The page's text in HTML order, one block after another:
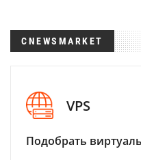
CNEWSMARKET
VPS
Подобрать